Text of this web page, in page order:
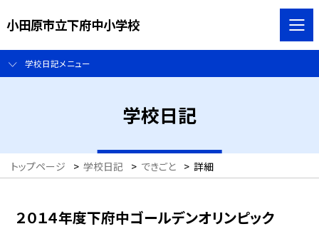
小田原市立下府中小学校
学校日記メニュー
学校日記
トップページ > 学校日記 > できごと > 詳細
２０１４年度下府中ゴールデンオリンピック